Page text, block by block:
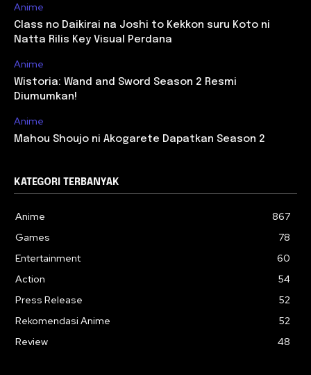
Anime
Class no Daikirai na Joshi to Kekkon suru Koto ni
Natta Rilis Key Visual Perdana
Anime
Wistoria: Wand and Sword Season 2 Resmi
Diumumkan!
Anime
Mahou Shoujo ni Akogarete Dapatkan Season 2
KATEGORI TERBANYAK
Anime
867
Games
78
Entertainment
60
Action
54
Press Release
52
Rekomendasi Anime
52
Review
48